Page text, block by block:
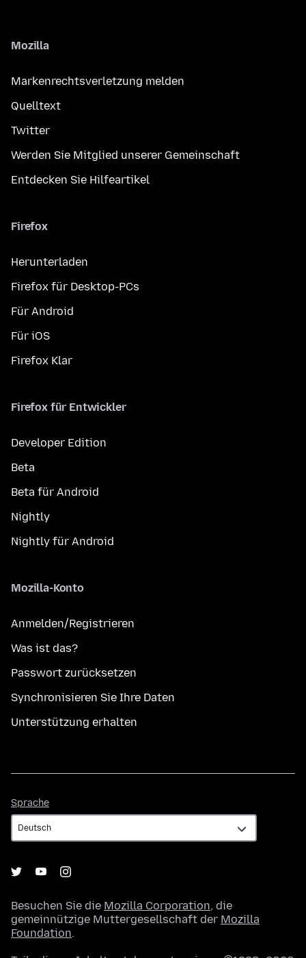
Mozilla
Markenrechtsverletzung melden
Quelltext
Twitter
Werden Sie Mitglied unserer Gemeinschaft
Entdecken Sie Hilfeartikel
Firefox
Herunterladen
Firefox für Desktop-PCs
Für Android
Für iOS
Firefox Klar
Firefox für Entwickler
Developer Edition
Beta
Beta für Android
Nightly
Nightly für Android
Mozilla-Konto
Anmelden/Registrieren
Was ist das?
Passwort zurücksetzen
Synchronisieren Sie Ihre Daten
Unterstützung erhalten
Sprache
Besuchen Sie die Mozilla Corporation, die
gemeinnützige Muttergesellschaft der Mozilla
Foundation.